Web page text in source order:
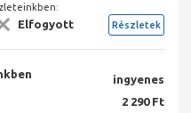
Elfogyott Részletek
ingyenes
2 290 Ft